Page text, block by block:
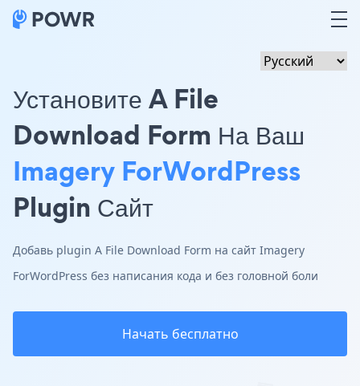
Установите A File
Download Form На Ваш
Imagery ForWordPress
Plugin Сайт
Добавь plugin A File Download Form на сайт Imagery
ForWordPress без написания кода и без головной боли
Начать бесплатно